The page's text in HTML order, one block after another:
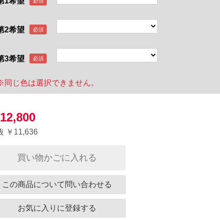
￥11,636
2希望
3希望
じ色は選択できません。
買い物かごに入れる
この商品について問い合わせる
お気に入りに登録する